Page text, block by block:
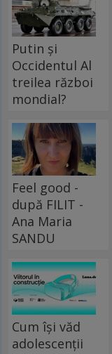
Putin și
Occidentul Al
treilea război
mondial?
Feel good -
după FILIT -
Ana Maria
SANDU
Cum își văd
adolescenții